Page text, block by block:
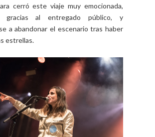
cerró este viaje muy emocionada,
gracias al entregado público, y
a abandonar el escenario tras haber
estrellas.